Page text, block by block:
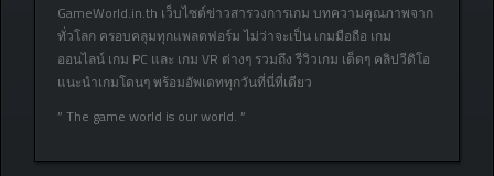
GameWorld.in.th เว็บไซต์ข่าวสารวงการเกม บทความคุณภาพจาก
ทั่วโลก ครอบคลุมทุกแพลตฟอร์ม ไม่ว่าจะเป็น เกมมือถือ เกม
ออนไลน์ เกม PC และ เกม VR ต่างๆ รวมถึง รีวิวเกม เด็ดๆ คลิปวีดิโอ
แนะนำเกมโดนๆ พร้อมอัพเดททุกวันที่นี่ที่เดียว
” The game world is our world. “